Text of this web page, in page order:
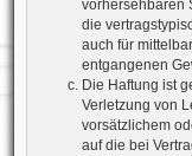
vorhersehbaren
die
auch für
entgangenen
Die Haftung ist
Verletzung von
vorsätzlichem
auf die bei